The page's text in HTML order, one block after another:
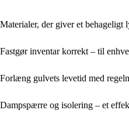
Materialer, der giver et behageligt
Fastgør inventar korrekt – til
Forlæng gulvets levetid med
Dampspærre og isolering – et